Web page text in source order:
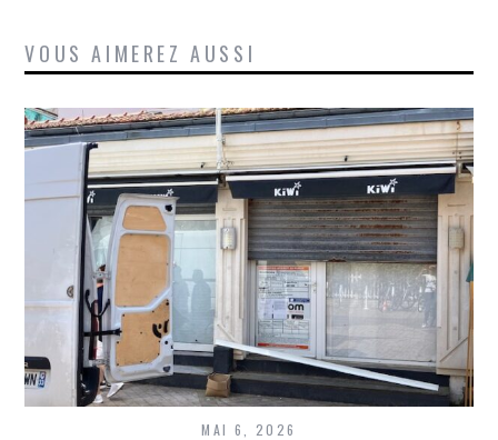
VOUS AIMEREZ AUSSI
MAI 6, 2026